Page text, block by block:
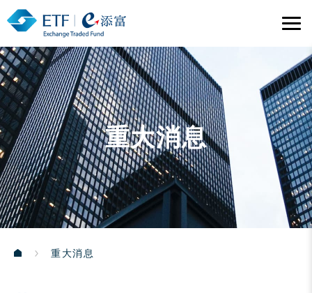
重大消息
重大消息